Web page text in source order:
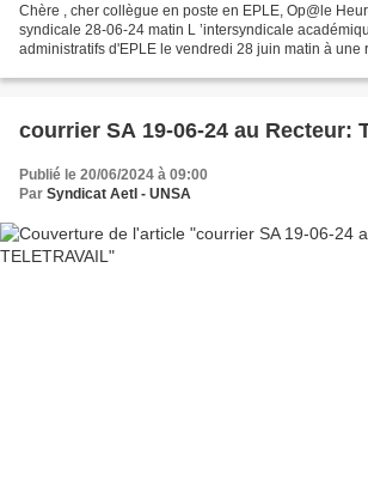
Chère , cher collègue en poste en EPLE, Op@le
syndicale 28-06-24 matin L ’intersyndicale
administratifs d'EPLE le vendredi 28 juin matin à une
courrier SA 19-06-24 au Recteur:
Publié le 20/06/2024 à 09:00
Par Syndicat AetI - UNSA